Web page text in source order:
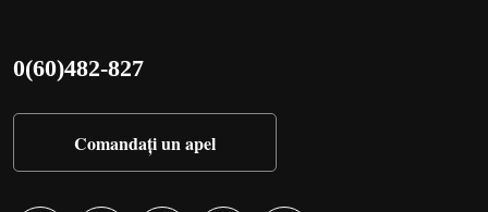
0(60)482-827
Comandați un apel